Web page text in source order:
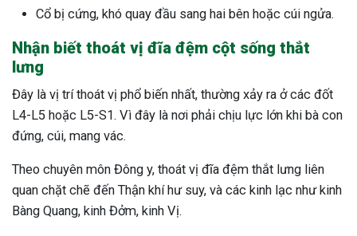
Cổ bị cứng, khó quay đầu sang hai bên hoặc cúi ngửa.
Nhận biết thoát vị đĩa đệm cột sống thắt
lưng
Đây là vị trí thoát vị phổ biến nhất, thường xảy ra ở các đốt
L4-L5 hoặc L5-S1. Vì đây là nơi phải chịu lực lớn khi bà con
đứng, cúi, mang vác.
Theo chuyên môn Đông y, thoát vị đĩa đệm thắt lưng liên
quan chặt chẽ đến Thận khí hư suy, và các kinh lạc như kinh
Bàng Quang, kinh Đởm, kinh Vị.